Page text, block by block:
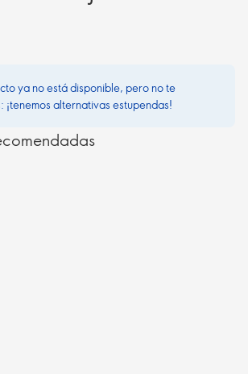
ya no está disponible, pero no te
¡tenemos alternativas estupendas!